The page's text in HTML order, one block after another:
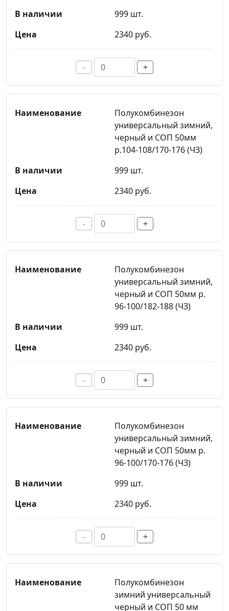
999 шт.
2340 руб.
- +
Полукомбинезон
универсальный зимний,
черный и СОП 50мм
р.104-108/170-176 (ЧЗ)
999 шт.
2340 руб.
- +
Полукомбинезон
универсальный зимний,
черный и СОП 50мм р.
96-100/182-188 (ЧЗ)
999 шт.
2340 руб.
- +
Полукомбинезон
универсальный зимний,
черный и СОП 50мм р.
96-100/170-176 (ЧЗ)
999 шт.
2340 руб.
- +
Полукомбинезон
зимний универсальный
черный и СОП 50 мм